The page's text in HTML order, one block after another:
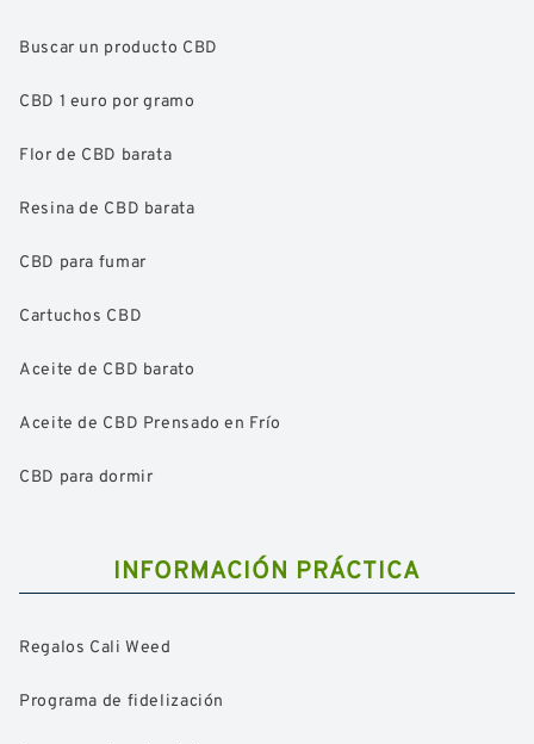
Buscar un producto CBD
CBD 1 euro por gramo
Flor de CBD barata
Resina de CBD barata
CBD para fumar
Cartuchos CBD
Aceite de CBD barato
Aceite de CBD Prensado en Frío
CBD para dormir
INFORMACIÓN PRÁCTICA
Regalos Cali Weed
Programa de fidelización